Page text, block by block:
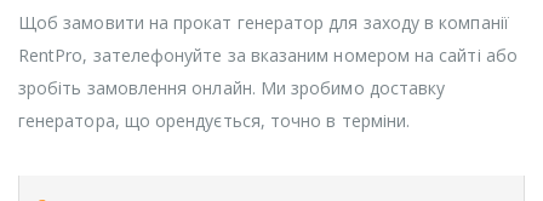
Щоб замовити на прокат генератор для заходу в компанії
RentPro, зателефонуйте за вказаним номером на сайті або
зробіть замовлення онлайн. Ми зробимо доставку
генератора, що орендується, точно в терміни.